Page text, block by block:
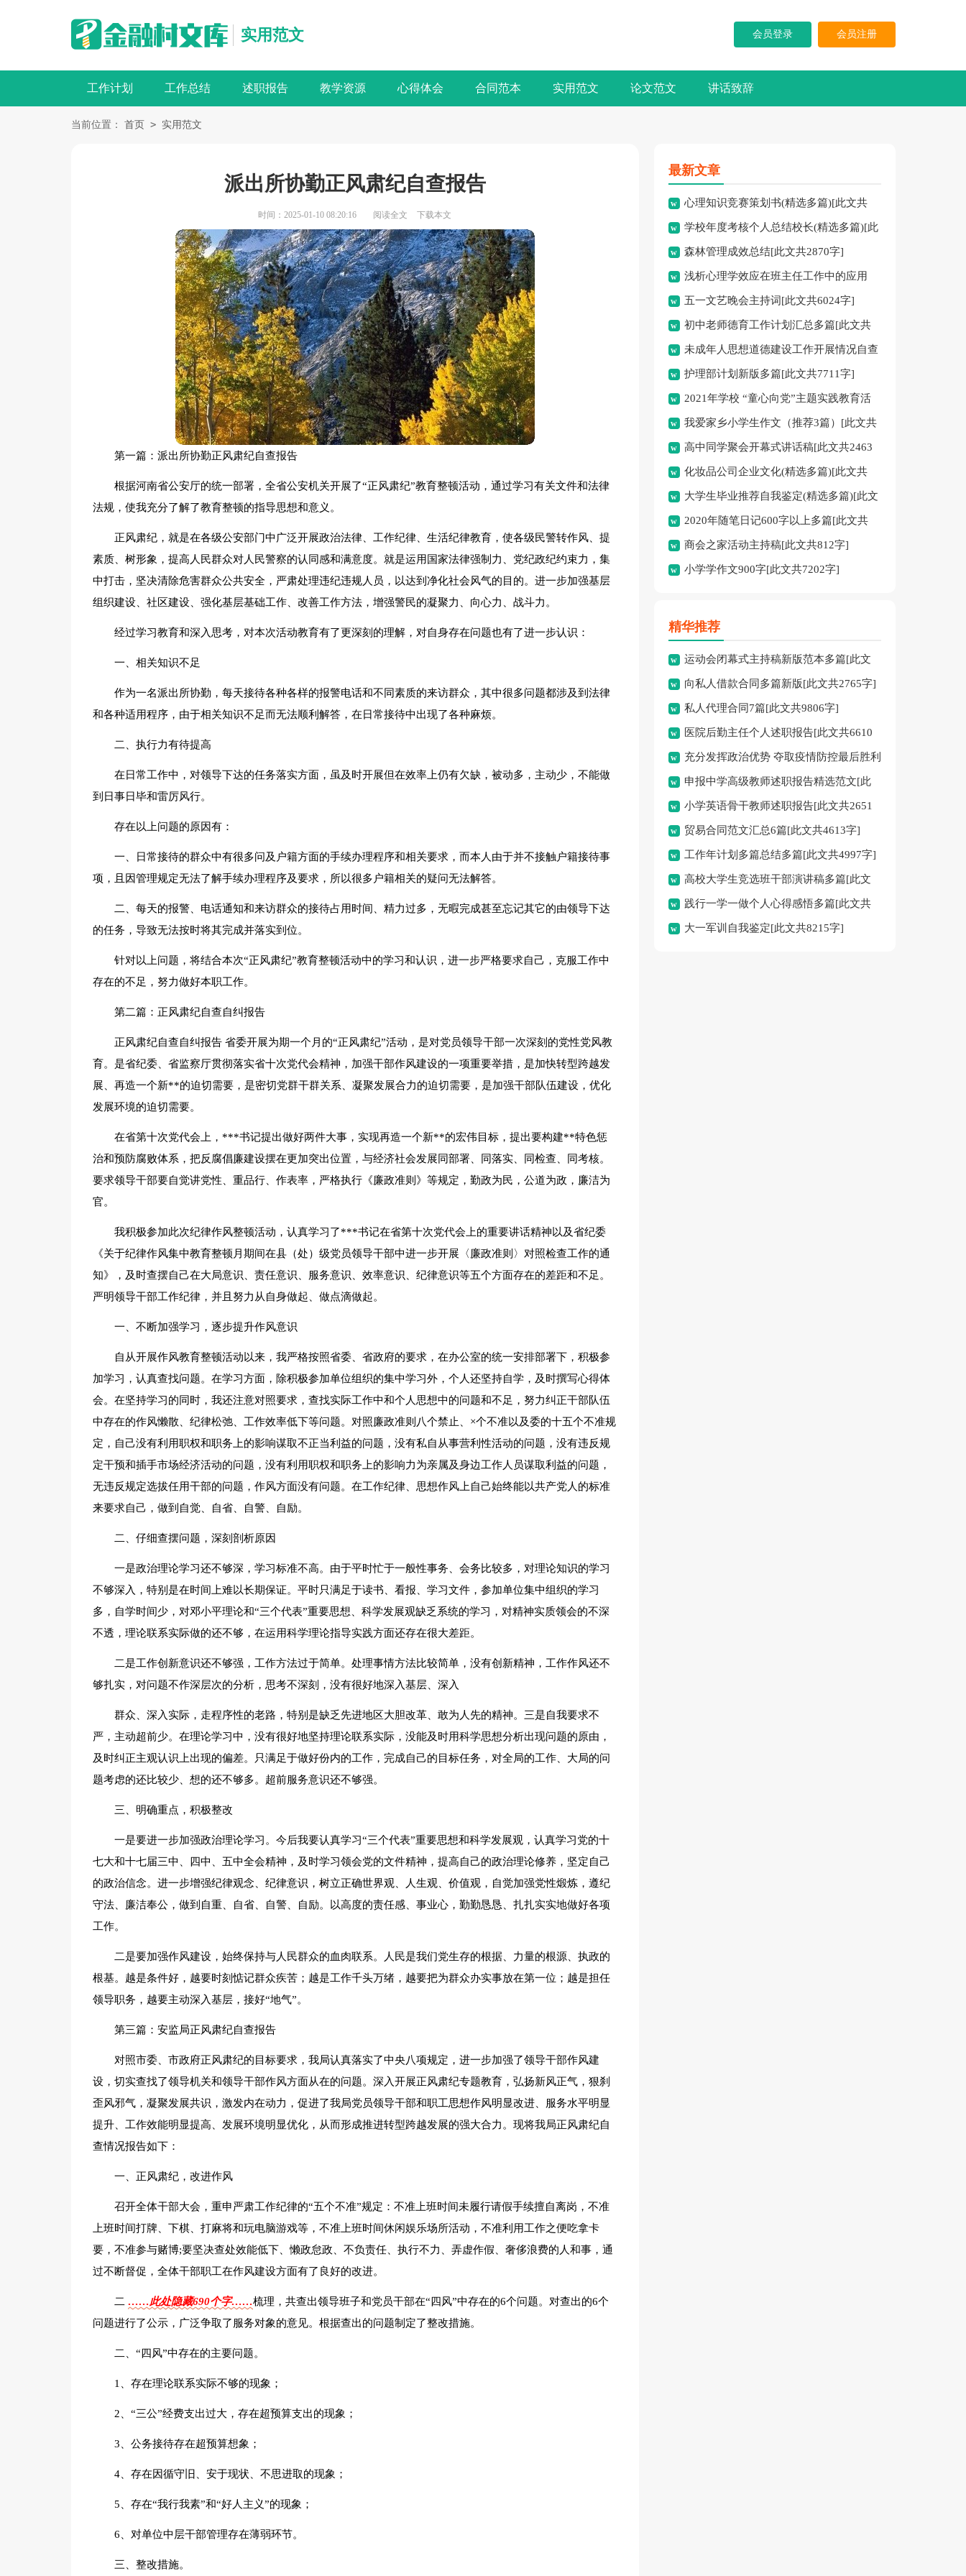
实用范文 会员登录 会员注册
工作计划 工作总结 述职报告 教学资源 心得体会 合同范本 实用范文 论文范文 讲话致辞
当前位置： 首页 > 实用范文
派出所协勤正风肃纪自查报告
时间：2025-01-10 08:20:16 阅读全文 下载本文
第一篇：派出所协勤正风肃纪自查报告
根据河南省公安厅的统一部署，全省公安机关开展了“正风肃纪”教育整顿活动，通过学习有关文件和法律
法规，使我充分了解了教育整顿的指导思想和意义。
正风肃纪，就是在各级公安部门中广泛开展政治法律、工作纪律、生活纪律教育，使各级民警转作风、提
素质、树形象，提高人民群众对人民警察的认同感和满意度。就是运用国家法律强制力、党纪政纪约束力，集
中打击，坚决清除危害群众公共安全，严肃处理违纪违规人员，以达到净化社会风气的目的。进一步加强基层
组织建设、社区建设、强化基层基础工作、改善工作方法，增强警民的凝聚力、向心力、战斗力。
经过学习教育和深入思考，对本次活动教育有了更深刻的理解，对自身存在问题也有了进一步认识：
一、相关知识不足
作为一名派出所协勤，每天接待各种各样的报警电话和不同素质的来访群众，其中很多问题都涉及到法律
和各种适用程序，由于相关知识不足而无法顺利解答，在日常接待中出现了各种麻烦。
二、执行力有待提高
在日常工作中，对领导下达的任务落实方面，虽及时开展但在效率上仍有欠缺，被动多，主动少，不能做
到日事日毕和雷厉风行。
存在以上问题的原因有：
一、日常接待的群众中有很多问及户籍方面的手续办理程序和相关要求，而本人由于并不接触户籍接待事
项，且因管理规定无法了解手续办理程序及要求，所以很多户籍相关的疑问无法解答。
二、每天的报警、电话通知和来访群众的接待占用时间、精力过多，无暇完成甚至忘记其它的由领导下达
的任务，导致无法按时将其完成并落实到位。
针对以上问题，将结合本次“正风肃纪”教育整顿活动中的学习和认识，进一步严格要求自己，克服工作中
存在的不足，努力做好本职工作。
第二篇：正风肃纪自查自纠报告
正风肃纪自查自纠报告 省委开展为期一个月的“正风肃纪”活动，是对党员领导干部一次深刻的党性党风教
育。是省纪委、省监察厅贯彻落实省十次党代会精神，加强干部作风建设的一项重要举措，是加快转型跨越发
展、再造一个新**的迫切需要，是密切党群干群关系、凝聚发展合力的迫切需要，是加强干部队伍建设，优化
发展环境的迫切需要。
在省第十次党代会上，***书记提出做好两件大事，实现再造一个新**的宏伟目标，提出要构建**特色惩
治和预防腐败体系，把反腐倡廉建设摆在更加突出位置，与经济社会发展同部署、同落实、同检查、同考核。
要求领导干部要自觉讲党性、重品行、作表率，严格执行《廉政准则》等规定，勤政为民，公道为政，廉洁为
官。
我积极参加此次纪律作风整顿活动，认真学习了***书记在省第十次党代会上的重要讲话精神以及省纪委
《关于纪律作风集中教育整顿月期间在县（处）级党员领导干部中进一步开展〈廉政准则〉对照检查工作的通
知》，及时查摆自己在大局意识、责任意识、服务意识、效率意识、纪律意识等五个方面存在的差距和不足。
严明领导干部工作纪律，并且努力从自身做起、做点滴做起。
一、不断加强学习，逐步提升作风意识
自从开展作风教育整顿活动以来，我严格按照省委、省政府的要求，在办公室的统一安排部署下，积极参
加学习，认真查找问题。在学习方面，除积极参加单位组织的集中学习外，个人还坚持自学，及时撰写心得体
会。在坚持学习的同时，我还注意对照要求，查找实际工作中和个人思想中的问题和不足，努力纠正干部队伍
中存在的作风懒散、纪律松弛、工作效率低下等问题。对照廉政准则八个禁止、×个不准以及委的十五个不准规
定，自己没有利用职权和职务上的影响谋取不正当利益的问题，没有私自从事营利性活动的问题，没有违反规
定干预和插手市场经济活动的问题，没有利用职权和职务上的影响力为亲属及身边工作人员谋取利益的问题，
无违反规定选拔任用干部的问题，作风方面没有问题。在工作纪律、思想作风上自己始终能以共产党人的标准
来要求自己，做到自觉、自省、自警、自励。
二、仔细查摆问题，深刻剖析原因
一是政治理论学习还不够深，学习标准不高。由于平时忙于一般性事务、会务比较多，对理论知识的学习
不够深入，特别是在时间上难以长期保证。平时只满足于读书、看报、学习文件，参加单位集中组织的学习
多，自学时间少，对邓小平理论和“三个代表”重要思想、科学发展观缺乏系统的学习，对精神实质领会的不深
不透，理论联系实际做的还不够，在运用科学理论指导实践方面还存在很大差距。
二是工作创新意识还不够强，工作方法过于简单。处理事情方法比较简单，没有创新精神，工作作风还不
够扎实，对问题不作深层次的分析，思考不深刻，没有很好地深入基层、深入
群众、深入实际，走程序性的老路，特别是缺乏先进地区大胆改革、敢为人先的精神。三是自我要求不
严，主动超前少。在理论学习中，没有很好地坚持理论联系实际，没能及时用科学思想分析出现问题的原由，
及时纠正主观认识上出现的偏差。只满足于做好份内的工作，完成自己的目标任务，对全局的工作、大局的问
题考虑的还比较少、想的还不够多。超前服务意识还不够强。
三、明确重点，积极整改
一是要进一步加强政治理论学习。今后我要认真学习“三个代表”重要思想和科学发展观，认真学习党的十
七大和十七届三中、四中、五中全会精神，及时学习领会党的文件精神，提高自己的政治理论修养，坚定自己
的政治信念。进一步增强纪律观念、纪律意识，树立正确世界观、人生观、价值观，自觉加强党性煅炼，遵纪
守法、廉洁奉公，做到自重、自省、自警、自励。以高度的责任感、事业心，勤勤恳恳、扎扎实实地做好各项
工作。
二是要加强作风建设，始终保持与人民群众的血肉联系。人民是我们党生存的根据、力量的根源、执政的
根基。越是条件好，越要时刻惦记群众疾苦；越是工作千头万绪，越要把为群众办实事放在第一位；越是担任
领导职务，越要主动深入基层，接好“地气”。
第三篇：安监局正风肃纪自查报告
对照市委、市政府正风肃纪的目标要求，我局认真落实了中央八项规定，进一步加强了领导干部作风建
设，切实查找了领导机关和领导干部作风方面从在的问题。深入开展正风肃纪专题教育，弘扬新风正气，狠刹
歪风邪气，凝聚发展共识，激发内在动力，促进了我局党员领导干部和职工思想作风明显改进、服务水平明显
提升、工作效能明显提高、发展环境明显优化，从而形成推进转型跨越发展的强大合力。现将我局正风肃纪自
查情况报告如下：
一、正风肃纪，改进作风
召开全体干部大会，重申严肃工作纪律的“五个不准”规定：不准上班时间未履行请假手续擅自离岗，不准
上班时间打牌、下棋、打麻将和玩电脑游戏等，不准上班时间休闲娱乐场所活动，不准利用工作之便吃拿卡
要，不准参与赌博;要坚决查处效能低下、懒政怠政、不负责任、执行不力、弄虚作假、奢侈浪费的人和事，通
过不断督促，全体干部职工在作风建设方面有了良好的改进。
二 ……此处隐藏690个字……梳理，共查出领导班子和党员干部在“四风”中存在的6个问题。对查出的6个
问题进行了公示，广泛争取了服务对象的意见。根据查出的问题制定了整改措施。
二、“四风”中存在的主要问题。
1、存在理论联系实际不够的现象；
2、“三公”经费支出过大，存在超预算支出的现象；
3、公务接待存在超预算想象；
4、存在因循守旧、安于现状、不思进取的现象；
5、存在“我行我素”和“好人主义”的现象；
6、对单位中层干部管理存在薄弱环节。
三、整改措施。
最新文章
心理知识竞赛策划书(精选多篇)[此文共
5937字]
学校年度考核个人总结校长(精选多篇)[此
文共7741字]
森林管理成效总结[此文共2870字]
浅析心理学效应在班主任工作中的应用
[此文共3828字]
五一文艺晚会主持词[此文共6024字]
初中老师德育工作计划汇总多篇[此文共
11627字]
未成年人思想道德建设工作开展情况自查
报告[此文共12435字]
护理部计划新版多篇[此文共7711字]
2021年学校 “童心向党”主题实践教育活
动方案[此文共1080字]
我爱家乡小学生作文（推荐3篇）[此文共
1167字]高中同学聚会开幕式讲话稿[此文共2463
字] 化妆品公司企业文化(精选多篇)[此文共
6398字]
大学生毕业推荐自我鉴定(精选多篇)[此文
共5048字]
2020年随笔日记600字以上多篇[此文共
2977字]
商会之家活动主持稿[此文共812字]
小学学作文900字[此文共7202字]
精华推荐
运动会闭幕式主持稿新版范本多篇[此文
共5876字]
向私人借款合同多篇新版[此文共2765字]
私人代理合同7篇[此文共9806字]
医院后勤主任个人述职报告[此文共6610
字] 充分发挥政治优势 夺取疫情防控最后胜利
——县委理论学习中心组第二次集中学习体
申报中学高级教师述职报告精选范文[此
文共4328字]
小学英语骨干教师述职报告[此文共2651
字] 贸易合同范文汇总6篇[此文共4613字]
工作年计划多篇总结多篇[此文共4997字]
高校大学生竞选班干部演讲稿多篇[此文
共5421字]
践行一学一做个人心得感悟多篇[此文共
4939字]大一军训自我鉴定[此文共8215字]